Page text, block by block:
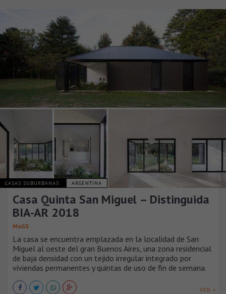
CASAS SUBURBANAS ARGENTINA
Casa Quinta San Miguel – Distinguida
BIA-AR 2018
MoGS
La casa se encuentra emplazada en la localidad de San
Miguel al oeste del gran Buenos Aires, una zona residencial
de baja densidad con un tejido irregular integrado por
viviendas permanentes y quintas de uso de fin de semana.
VER +